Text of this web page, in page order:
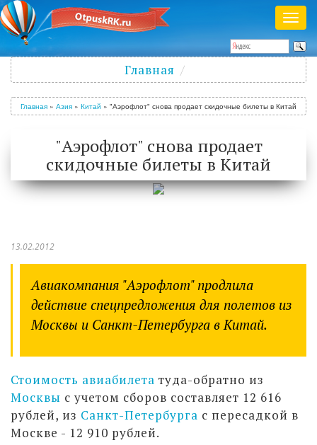
Полезный журнал о путешествиях
меню
Главная
Главная » Азия » Китай » "Аэрофлот" снова продает скидочные билеты в Китай
"Аэрофлот" снова продает
скидочные билеты в Китай
13.02.2012
Авиакомпания "Аэрофлот" продлила
действие спецпредложения для полетов из
Москвы и Санкт-Петербурга в Китай.
Стоимость авиабилета туда-обратно из
Москвы с учетом сборов составляет 12 616
рублей, из Санкт-Петербурга с пересадкой в
Москве - 12 910 рублей.